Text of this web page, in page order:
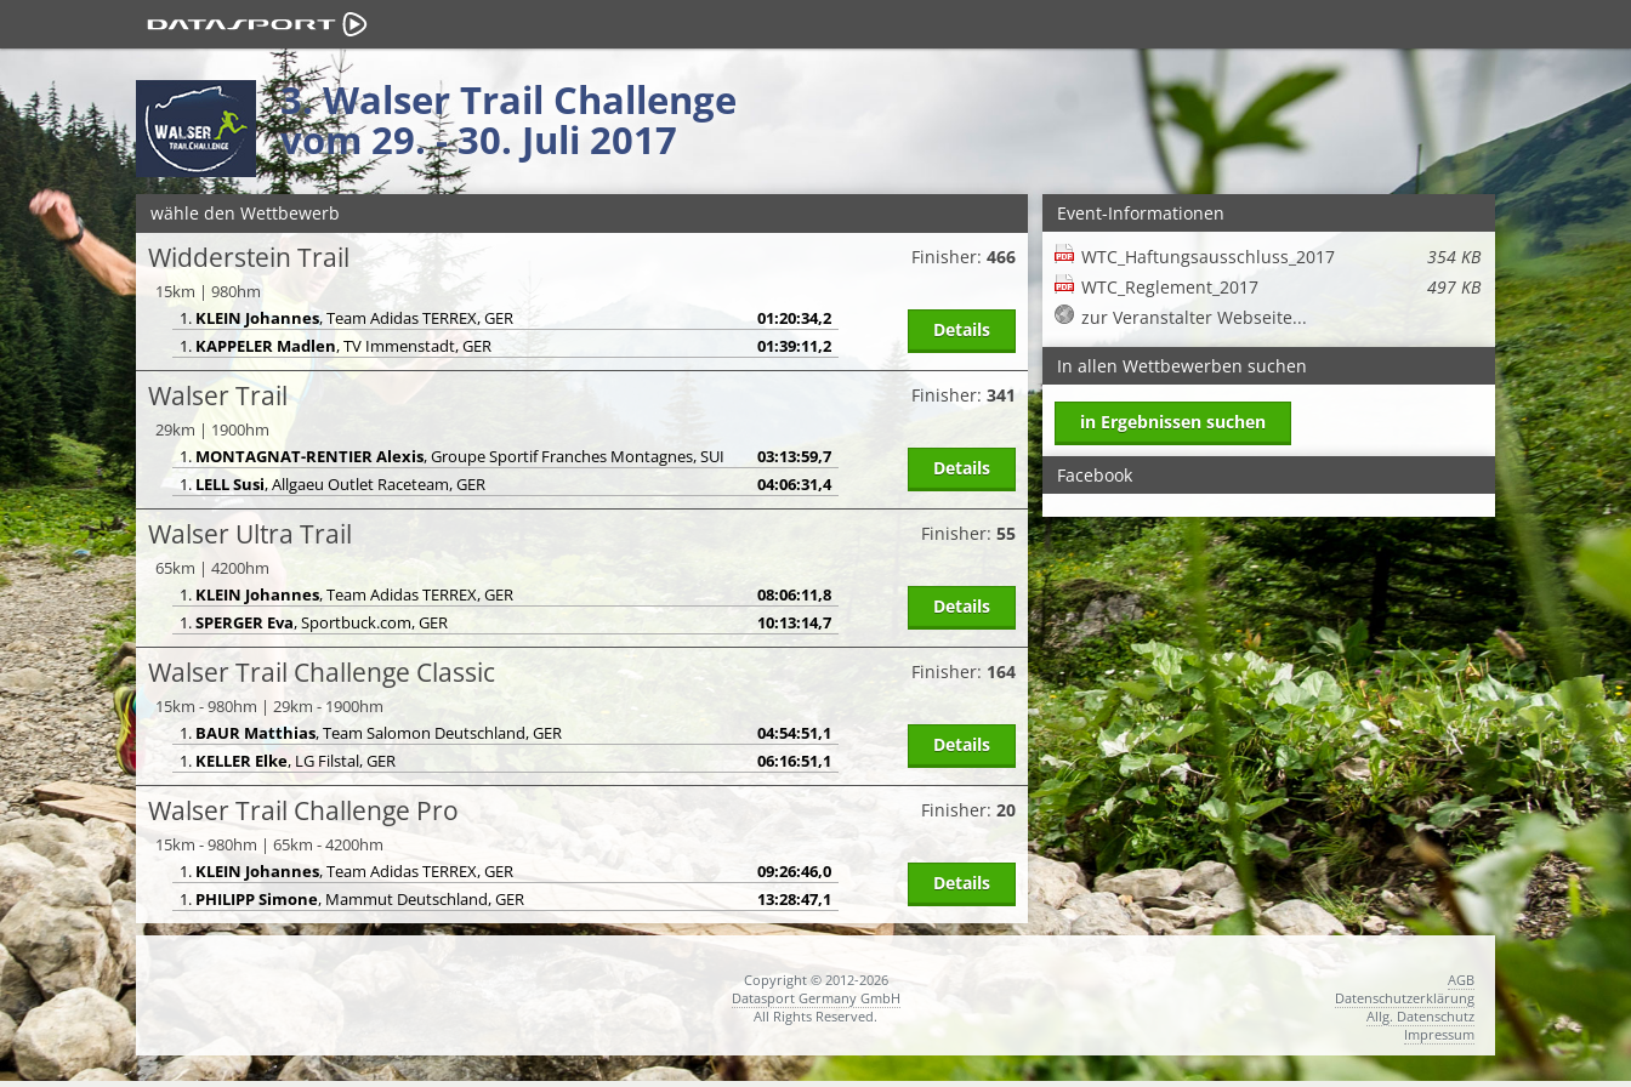
3. Walser Trail Challenge
vom 29. - 30. Juli 2017
wähle den Wettbewerb
Widderstein Trail
15km | 980hm
1. KLEIN Johannes, Team Adidas TERREX, GER
01:20:34,2
1. KAPPELER Madlen, TV Immenstadt, GER 01:39:11,2
Finisher: 466
Details
Walser Trail
29km | 1900hm
1. MONTAGNAT-RENTIER Alexis, Groupe Sportif Franches Montagnes, SUI
03:13:59,7
1. LELL Susi, Allgaeu Outlet Raceteam, GER 04:06:31,4
Finisher: 341
Details
Walser Ultra Trail
65km | 4200hm
1. KLEIN Johannes, Team Adidas TERREX, GER
08:06:11,8
1.SPERGER Eva, Sportbuck.com, GER 10:13:14,7
Finisher: 55
Details
Walser Trail Challenge Classic
15km - 980hm | 29km - 1900hm
1. BAUR Matthias, Team Salomon Deutschland, GER
04:54:51,1
1. KELLER Elke, LG Filstal, GER 06:16:51,1
Finisher: 164
Details
Walser Trail Challenge Pro
15km - 980hm | 65km - 4200hm
1. KLEIN Johannes, Team Adidas TERREX, GER
09:26:46,0
1. PHILIPP Simone, Mammut Deutschland, GER 13:28:47,1
Finisher: 20
Details
Event-Informationen
WTC_Haftungsausschluss_2017
354 KB
WTC_Reglement_2017
497 KB
zur Veranstalter Webseite...
In allen Wettbewerben suchen
in Ergebnissen suchen
Facebook
Copyright © 2012-2026
Datasport Germany GmbH
All Rights Reserved.
AGB
Datenschutzerklärung
Allg. Datenschutz
Impressum